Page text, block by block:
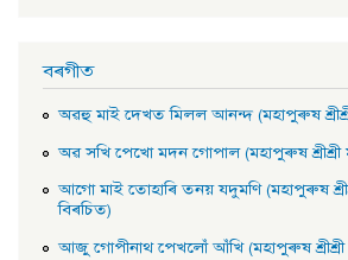
বৰগীত
অৱহু মাই দেখত মিলল আনন্দ (মহাপুৰুষ
অৱ সখি পেখাে মদন গােপাল (মহাপুৰুষ শ্ৰীশ্ৰী
আগাে মাই তােহাৰি তনয় যদুমণি (মহাপুৰুষ
বিৰচিত)
আজু গােপীনাথ পেখলোঁ আঁখি (মহাপুৰুষ শ্ৰীশ্ৰী